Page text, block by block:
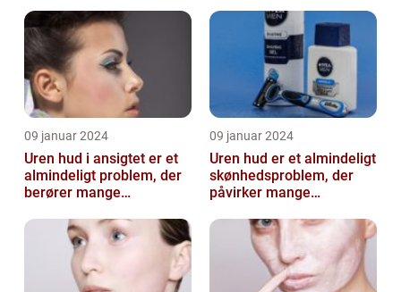
09 januar 2024
Uren hud i ansigtet er et
almindeligt problem, der
berører mange
09 januar 2024
Uren hud er et almindeligt
skønhedsproblem, der
påvirker mange